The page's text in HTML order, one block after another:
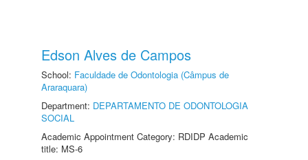
Edson Alves de Campos
School: Faculdade de Odontologia (Câmpus de
Araraquara)
Department: DEPARTAMENTO DE ODONTOLOGIA
SOCIAL
Academic Appointment Category: RDIDP Academic
title: MS-6